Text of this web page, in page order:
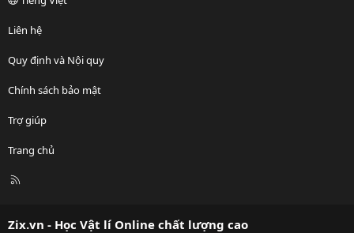
Liên hệ
Quy định và Nội quy
Chính sách bảo mật
Trợ giúp
Trang chủ
R
Zix.vn - Học Vật lí Online chất lượng cao